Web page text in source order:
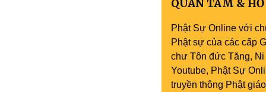
QUAN TÂM & HỖ
Phật Sự Online với
Phật sự của các cấp
chư Tôn đức Tăng,
Youtube, Phật Sự
truyền thông Phật